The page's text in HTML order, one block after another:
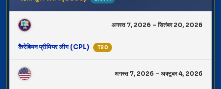
कैरेबियन प्रीमियर लीग (CPL) T20
अगस्त 7, 2026 – सितंबर 20, 2026
अगस्त 7, 2026 – अक्टूबर 4, 2026